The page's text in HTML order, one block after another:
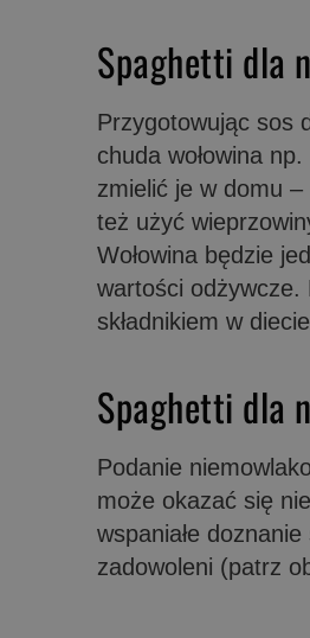
Spaghetti dla
Przygotowując sos
chuda wołowina
zmielić je w domu
też użyć
Wołowina będzie
wartości odżywcze.
składnikiem w
Spaghetti dla
Podanie
może okazać się
wspaniałe
zadowoleni (patrz